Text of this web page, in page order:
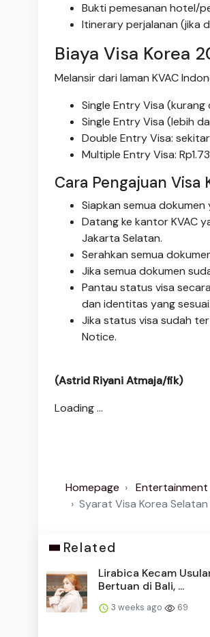
Bukti pemesanan hotel/
Itinerary perjalanan (jika
Biaya Visa Korea
Melansir dari laman KVAC
Single Entry Visa
Single Entry Visa (lebih
Double Entry Visa:
Multiple Entry Visa:
Cara Pengajuan Visa
Siapkan semua dokumen
Datang ke kantor KVAC
Jakarta Selatan.
Serahkan semua
Jika semua dokumen
Pantau status visa
dan identitas yang
Jika status visa sudah
Notice.
(Astrid Riyani Atmaja/fik)
Loading ...
Homepage
Entertainment
Syarat Visa Korea
Related
Lirabica Kecam
Bertuan di Bali, ...
3 weeks ago 69